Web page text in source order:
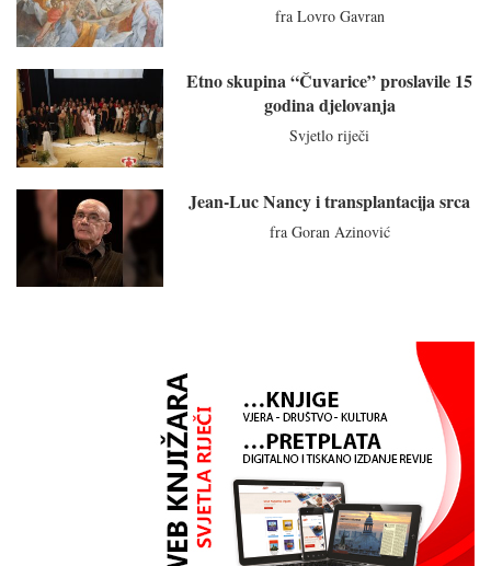
fra Lovro Gavran
Etno skupina “Čuvarice” proslavile 15
godina djelovanja
Svjetlo riječi
Jean-Luc Nancy i transplantacija srca
fra Goran Azinović